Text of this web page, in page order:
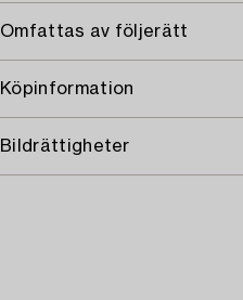
Omfattas av följerätt
Köpinformation
Bildrättigheter